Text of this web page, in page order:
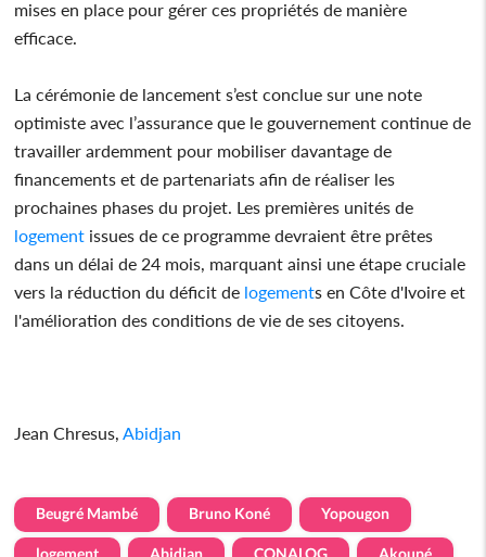
mises en place pour gérer ces propriétés de manière
efficace.
La cérémonie de lancement s’est conclue sur une note
optimiste avec l’assurance que le gouvernement continue de
travailler ardemment pour mobiliser davantage de
financements et de partenariats afin de réaliser les
prochaines phases du projet. Les premières unités de
logement issues de ce programme devraient être prêtes
dans un délai de 24 mois, marquant ainsi une étape cruciale
vers la réduction du déficit de logements en Côte d'Ivoire et
l'amélioration des conditions de vie de ses citoyens.
Jean Chresus,Abidjan
Beugré Mambé Bruno Koné Yopougon
logement Abidjan CONALOG Akoupé